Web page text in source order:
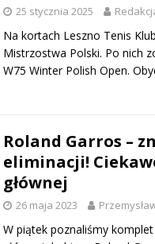
25 stycznia 2025
Na kortach Leszno Tenis
Mistrzostwa Polski. Po nich
W75 Winter Polish Open.
Roland Garros –
eliminacji!
głównej
26 maja 2023
W piątek poznaliśmy